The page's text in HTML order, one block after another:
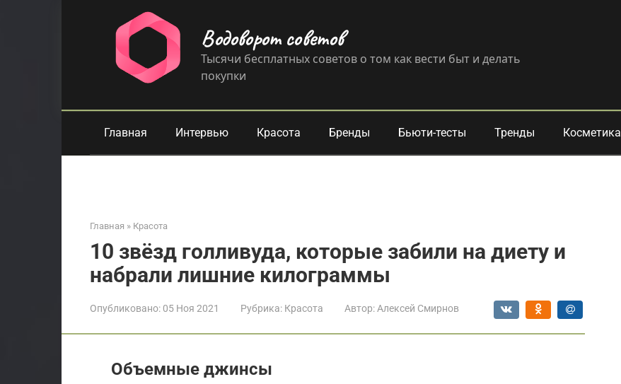
Водоворот советов
Тысячи бесплатных советов о том как вести быт и делать
покупки
Главная Интервью Красота Бренды Бьюти-тесты Тренды Косметика
Главная » Красота
10 звёзд голливуда, которые забили на диету и
набрали лишние килограммы
Опубликовано: 05 Ноя 2021 Рубрика: Красота Автор: Алексей Смирнов
Объемные джинсы